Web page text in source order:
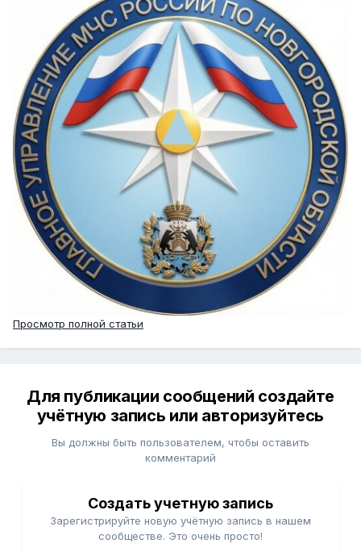
Просмотр полной статьи
Для публикации сообщений создайте
учётную запись или авторизуйтесь
Вы должны быть пользователем, чтобы оставить
комментарий
Создать учетную запись
Зарегистрируйте новую учётную запись в нашем
сообществе. Это очень просто!